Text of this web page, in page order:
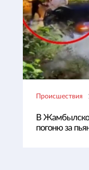
Происшествия
В
погоню за